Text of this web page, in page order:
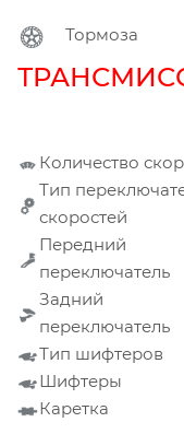
Тормоза
Количество
Тип
скоростей
Передний
переключатель
Задний
переключатель
Тип шифтеров
Шифтеры
Каретка